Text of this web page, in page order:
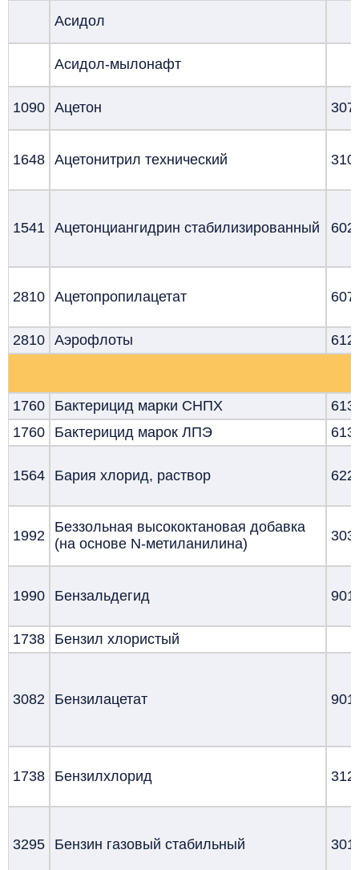
Асидол
Асидол-мылонафт
1090 Ацетон 307
1648 Ацетонитрил технический 310
1541 Ацетонциангидрин стабилизированный 602
2810 Ацетопропилацетат 607
2810 Аэрофлоты 612
1760 Бактерицид марки СНПХ
613
1760
Бактерицид марок ЛПЭ 613
1564 Бария хлорид, раствор 622
1992
Беззольная высококтановая добавка
(на основе N-метиланилина)
303
1990 Бензальдегид 901
1738 Бензил хлористый
3082 Бензилацетат 901
1738 Бензилхлорид 312
3295 Бензин газовый стабильный 301